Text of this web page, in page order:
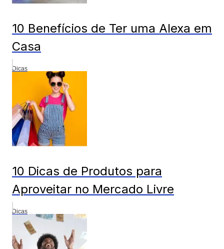
10 Benefícios de Ter uma Alexa em
Casa
Dicas
10 Dicas de Produtos para
Aproveitar no Mercado Livre
Dicas